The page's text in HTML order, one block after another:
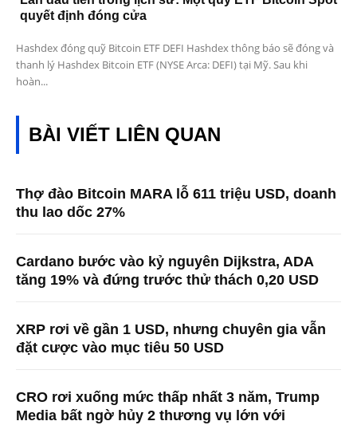
quyết định đóng cửa
Hashdex đóng quỹ Bitcoin ETF DEFI Hashdex thông báo sẽ đóng và
thanh lý Hashdex Bitcoin ETF (NYSE Arca: DEFI) tại Mỹ. Sau khi
hoàn...
BÀI VIẾT LIÊN QUAN
Thợ đào Bitcoin MARA lỗ 611 triệu USD, doanh
thu lao dốc 27%
Cardano bước vào kỷ nguyên Dijkstra, ADA
tăng 19% và đứng trước thử thách 0,20 USD
XRP rơi về gần 1 USD, nhưng chuyên gia vẫn
đặt cược vào mục tiêu 50 USD
CRO rơi xuống mức thấp nhất 3 năm, Trump
Media bất ngờ hủy 2 thương vụ lớn với